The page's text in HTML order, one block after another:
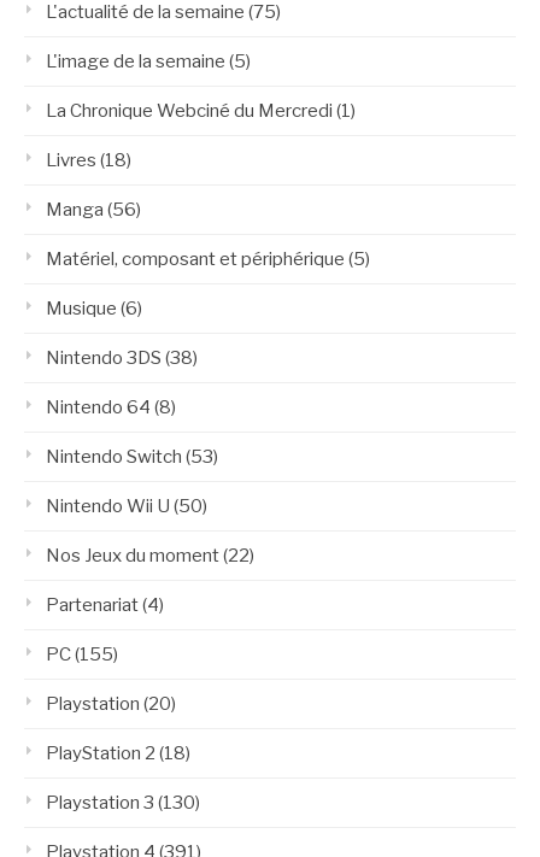
L'actualité de la semaine (75)
L'image de la semaine (5)
La Chronique Webciné du Mercredi (1)
Livres (18)
Manga (56)
Matériel, composant et périphérique (5)
Musique (6)
Nintendo 3DS (38)
Nintendo 64 (8)
Nintendo Switch (53)
Nintendo Wii U (50)
Nos Jeux du moment(22)
Partenariat(4)
PC(155)
Playstation (20)
PlayStation 2 (18)
Playstation 3 (130)
Playstation 4 (391)